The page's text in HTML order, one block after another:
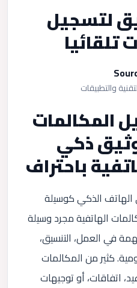
لتسجيل
تلقائيا
والتطبيقات
المكالمات
ذكي
باحتراف
الهاتف الذكي كوسيلة
الهاتفية مجرد وسيلة
في العمل، التنسيق،
كثير من المكالمات
اتفاقات، أو توجيهات